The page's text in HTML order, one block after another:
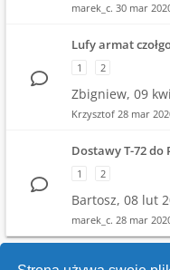
marek_c. 30 mar
Lufy armat
1
2
Zbigniew, 09
Krzysztof 28 mar
Dostawy T-72 do
1
2
Bartosz, 08 lut
marek_c. 28 mar